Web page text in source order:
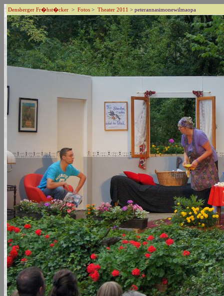
Densberger Fr�hst�cker > Fotos > Theater 2011 > peterannasimonewilmaopa